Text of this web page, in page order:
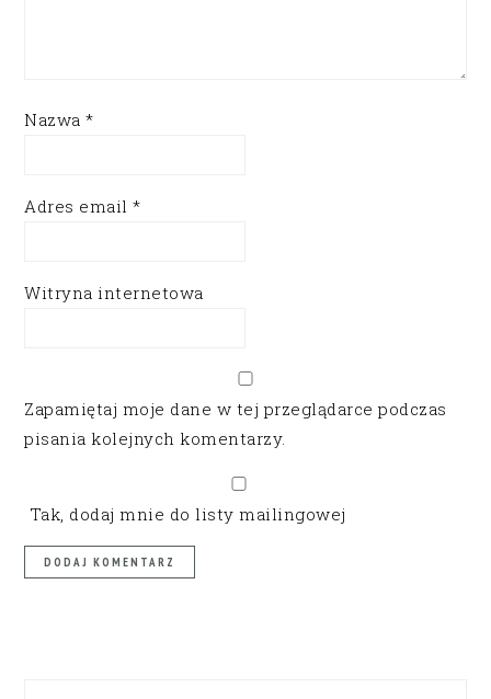
Nazwa*
Adres email*
Witryna internetowa
Zapamiętaj moje dane w tej przeglądarce podczas
pisania kolejnych komentarzy.
Tak, dodaj mnie do listy mailingowej